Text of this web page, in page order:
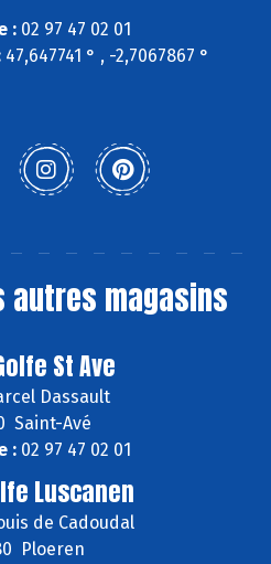
:02 97 47 02 01
47,647741 ° , -2,7067867 °
autres magasins
St Ave
Dassault
Saint-Avé
:02 97 47 02 01
Luscanen
de Cadoudal
Ploeren